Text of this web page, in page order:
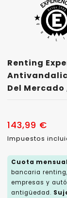
Renting
Del Mercado
143,99 €
Impuestos
Cuota
bancaria
empresas y
antigüedad.